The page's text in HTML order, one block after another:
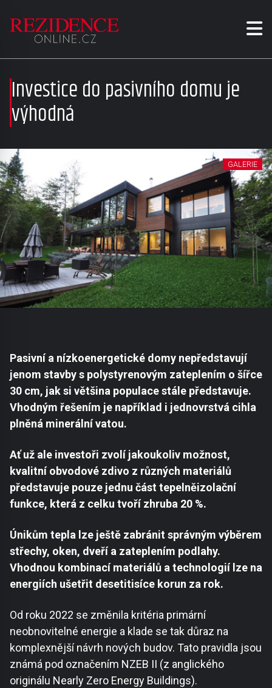
Investice do pasivního domu je
výhodná
GALERIE
Pasivní a nízkoenergetické domy nepředstavují
jenom stavby s polystyrenovým zateplením o šířce
30 cm, jak si většina populace stále představuje.
Vhodným řešením je například i jednovrstvá cihla
plněná minerální vatou.
Ať už ale investoři zvolí jakoukoliv možnost,
kvalitní obvodové zdivo z různých materiálů
představuje pouze jednu část tepelněizolační
funkce, která z celku tvoří zhruba 20 %.
Únikům tepla lze ještě zabránit správným výběrem
střechy, oken, dveří a zateplením podlahy.
Vhodnou kombinací materiálů a technologií lze na
energiích ušetřit desetitisíce korun za rok.
Od roku 2022 se změnila kritéria primární
neobnovitelné energie a klade se tak důraz na
komplexnější návrh nových budov. Tato pravidla jsou
známá pod označením NZEB II (z anglického
originálu Nearly Zero Energy Buildings).